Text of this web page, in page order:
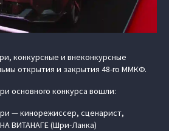
конкурсные и внеконкурсные
открытия и закрытия 48-го ММКФ.
основного конкурса вошли:
— кинорежиссер, сценарист,
ВИТАНАГЕ (Шри-Ланка)